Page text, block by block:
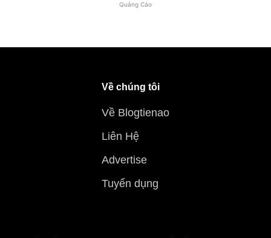
Quảng Cáo
Về chúng tôi
Về Blogtienao
Liên Hệ
Advertise
Tuyển dụng